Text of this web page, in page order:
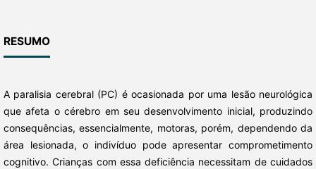
RESUMO
A paralisia cerebral (PC) é ocasionada por uma lesão neurológica
que afeta o cérebro em seu desenvolvimento inicial, produzindo
consequências, essencialmente, motoras, porém, dependendo da
área lesionada, o indivíduo pode apresentar comprometimento
cognitivo. Crianças com essa deficiência necessitam de cuidados